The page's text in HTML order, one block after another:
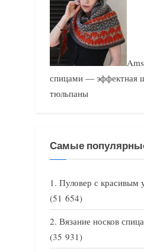
спицами — эффектная
тюльпаны
Самые
Пуловер с красивым
(51 654)
Вязание носков
(35 931)